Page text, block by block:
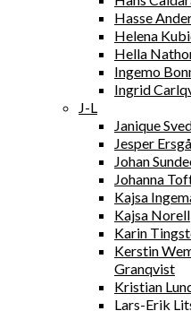
Hasse
Helena
Hella
Ingemo
Ingrid
J-L
Janique
Jesper
Johan
Johanna
Kajsa
Kajsa Norell
Karin
Kerstin
Granqvist
Kristian
Lars-Erik